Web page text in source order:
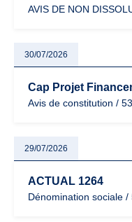
AVIS DE NON
30/07/2026
Cap Projet
Avis de constitution /
29/07/2026
ACTUAL 1264
Dénomination sociale